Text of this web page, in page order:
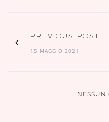
PREVIOUS POST
15 MAGGIO 2021
NESSUN